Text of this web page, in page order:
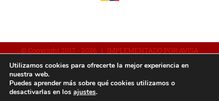
© Copyright 2017 - 2026 | IMPLEMENTADO POR AVISA
FacebookYouTubeInstagram
Utilizamos cookies para ofrecerte la mejor experiencia en
nuestra web.
Puedes aprender más sobre qué cookies utilizamos o
desactivarlas en los ajustes.